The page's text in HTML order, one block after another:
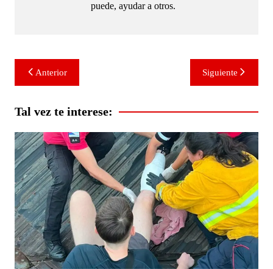
puede, ayudar a otros.
Navegación
de
entradas
Anterior Siguiente
Tal vez te interese: